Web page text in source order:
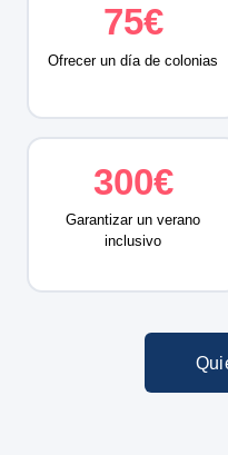
75€
Ofrecer un día de colonias
300€
Garantizar un verano
inclusivo